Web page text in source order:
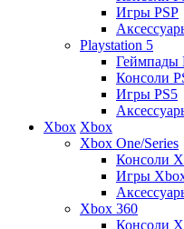
Игры PSP
Playstation 5
Геймпады
Консоли
Игры PS5
Xbox Xbox
Xbox One/Series
Консоли
Игры
Xbox 360
Консоли